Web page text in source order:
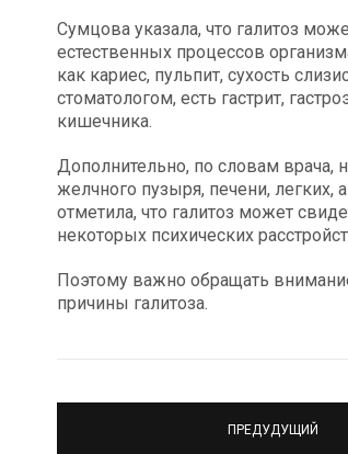
Сумцова указала, что галитоз
естественных процессов
как кариес, пульпит, сухость
стоматологом, есть гастрит,
кишечника.
Дополнительно, по словам врача,
желчного пузыря, печени, легких,
отметила, что галитоз может
некоторых психических
Поэтому важно обращать
причины галитоза.
ПРЕДУДУЩИЙ